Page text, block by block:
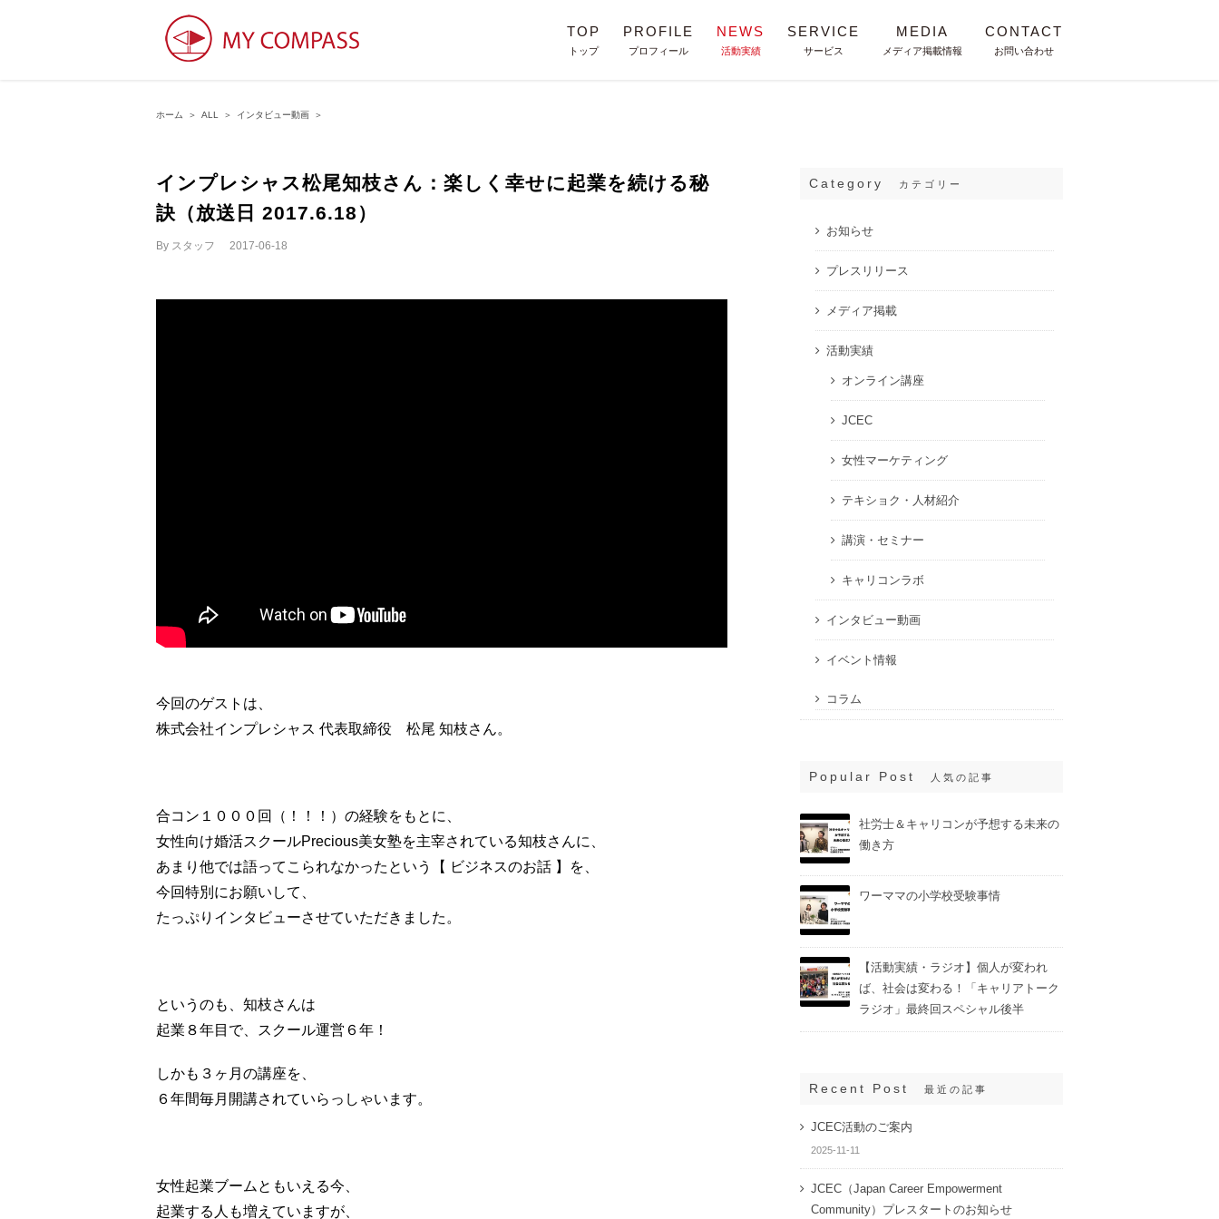
TOP
トップ
PROFILE
プロフィール
NEWS
活動実績
SERVICE
サービス
MEDIA
メディア掲載情報
CONTACT
お問い合わせ
ホーム ＞ ALL ＞ インタビュー動画 ＞
インプレシャス松尾知枝さん：楽しく幸せに起業を続ける秘
訣（放送日 2017.6.18）
By スタッフ 2017-06-18
今回のゲストは、
株式会社インプレシャス 代表取締役 松尾 知枝さん。
合コン１０００回（！！！）の経験をもとに、
女性向け婚活スクールPrecious美女塾を主宰されている知枝さんに、
あまり他では語ってこられなかったという【 ビジネスのお話 】を、
今回特別にお願いして、
たっぷりインタビューさせていただきました。
というのも、知枝さんは
起業８年目で、スクール運営６年！
しかも３ヶ月の講座を、
６年間毎月開講されていらっしゃいます。
女性起業ブームともいえる今、
起業する人も増えていますが、
Category カテゴリー
お知らせ
プレスリリース
メディア掲載
活動実績
オンライン講座
JCEC
女性マーケティング
テキショク・人材紹介
講演・セミナー
キャリコンラボ
インタビュー動画
イベント情報
コラム
Popular Post 人気の記事
社労士＆キャリコンが予想する未来の
働き方
ワーママの小学校受験事情
【活動実績・ラジオ】個人が変われ
ば、社会は変わる！「キャリアトーク
ラジオ」最終回スペシャル後半
Recent Post 最近の記事
JCEC活動のご案内
2025-11-11
JCEC（Japan Career Empowerment
Community）プレスタートのお知らせ